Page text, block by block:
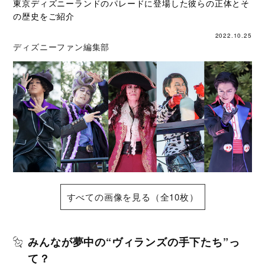
東京ディズニーランドのパレードに登場した彼らの正体とそ
の歴史をご紹介
2022.10.25
ディズニーファン編集部
すべての画像を見る（全10枚）
みんなが夢中の“ヴィランズの手下たち”っ
て？